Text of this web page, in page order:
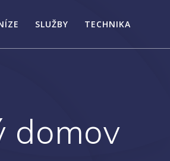
SLUŽBY TECHNIKA
domov